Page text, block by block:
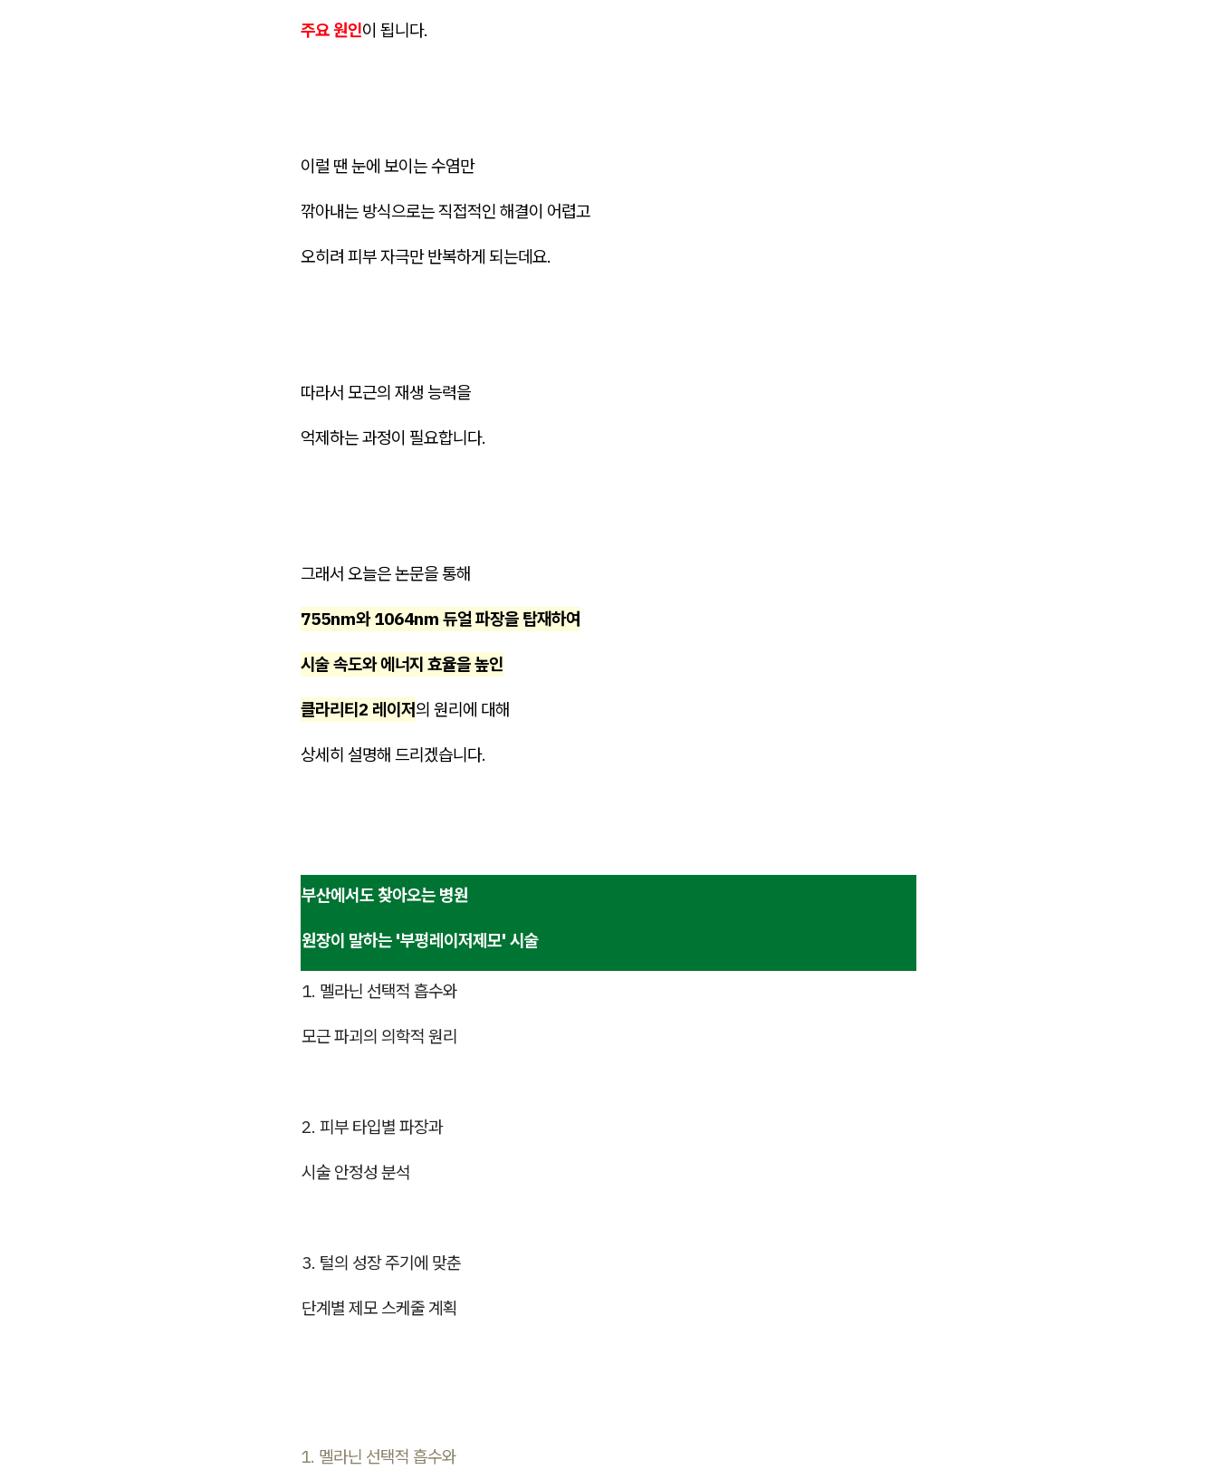
주요 원인이 됩니다.
이럴 땐 눈에 보이는 수염만
깎아내는 방식으로는 직접적인 해결이 어렵고
오히려 피부 자극만 반복하게 되는데요.
따라서 모근의 재생 능력을
억제하는 과정이 필요합니다.
그래서 오늘은 논문을 통해
755nm와 1064nm 듀얼 파장을 탑재하여
시술 속도와 에너지 효율을 높인
클라리티2 레이저의 원리에 대해
상세히 설명해 드리겠습니다.
부산에서도 찾아오는 병원
원장이 말하는 '부평레이저제모' 시술
1. 멜라닌 선택적 흡수와
모근 파괴의 의학적 원리
2. 피부 타입별 파장과
시술 안정성 분석
3. 털의 성장 주기에 맞춘
단계별 제모 스케줄 계획
1. 멜라닌 선택적 흡수와